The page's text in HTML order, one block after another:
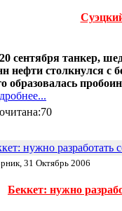
20 сентября танкер,
нефти столкнулся с
образовалась
нужно разработать
31 Октябрь 2006
Беккет: нужно